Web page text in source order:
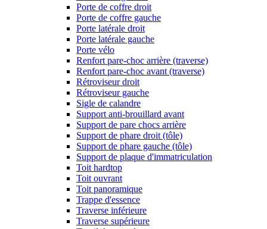
Porte de coffre droit
Porte de coffre gauche
Porte latérale droit
Porte latérale gauche
Porte vélo
Renfort pare-choc arrière (traverse)
Renfort pare-choc avant (traverse)
Rétroviseur droit
Rétroviseur gauche
Sigle de calandre
Support anti-brouillard avant
Support de pare chocs arrière
Support de phare droit (tôle)
Support de phare gauche (tôle)
Support de plaque d'immatriculation
Toit hardtop
Toit ouvrant
Toit panoramique
Trappe d'essence
Traverse inférieure
Traverse supérieure